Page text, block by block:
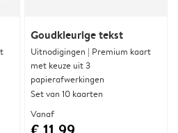
Goudkleurige tekst
Uitnodigingen | Premium kaart
met keuze uit 3
papierafwerkingen
Set van 10 kaarten
Vanaf